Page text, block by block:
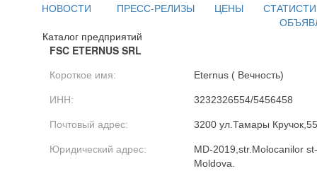
НОВОСТИ ПРЕСС-РЕЛИЗЫ ЦЕНЫ
Каталог предприятий
FSC ETERNUS SRL
Короткое имя: Eternus ( Вечность)
ИНН: 3232326554/5456458
Почтовый адрес: 3200 ул.Тамары
Юридический адрес:
MD-2019,str.Molocanilor
Moldova.